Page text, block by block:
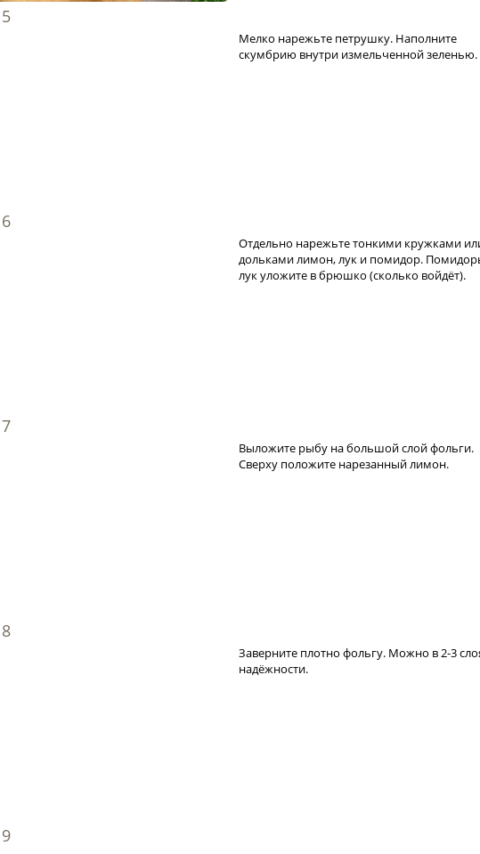
Мелко нарежьте петрушку. Наполните
скумбрию внутри измельченной зеленью.
Отдельно нарежьте тонкими кружками
дольками лимон, лук и помидор.
лук уложите в брюшко (сколько войдёт).
Выложите рыбу на большой слой фольги.
Сверху положите нарезанный лимон.
Заверните плотно фольгу. Можно в 2-3
надёжности.